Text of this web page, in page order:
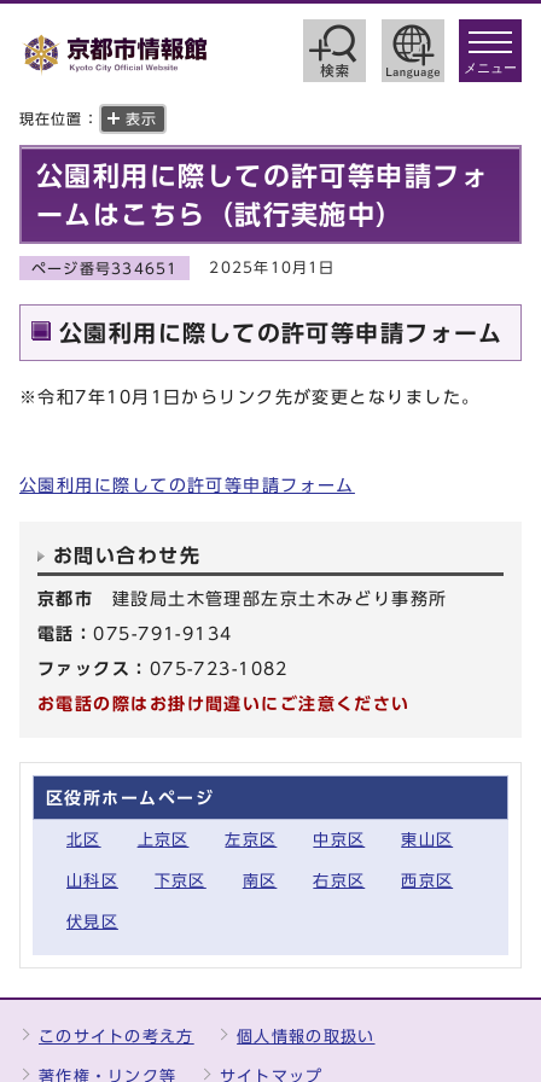
toggle
メニュー
現在位置： 表示
公園利用に際しての許可等申請フォ
ームはこちら（試行実施中）
ページ番号334651 2025年10月1日
公園利用に際しての許可等申請フォーム
※令和7年10月1日からリンク先が変更となりました。
公園利用に際しての許可等申請フォーム
お問い合わせ先
京都市 建設局土木管理部左京土木みどり事務所
電話：075-791-9134
ファックス： 075-723-1082
お電話の際はお掛け間違いにご注意ください
区役所ホームページ
北区 上京区 左京区 中京区 東山区
山科区 下京区 南区 右京区 西京区
伏見区
このサイトの考え方 個人情報の取扱い
著作権・リンク等 サイトマップ